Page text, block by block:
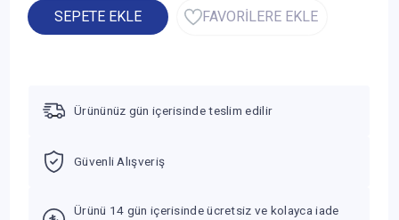
SEPETE EKLE FAVORİLERE EKLE
Ürününüz gün içerisinde teslim edilir
Güvenli Alışveriş
Ürünü 14 gün içerisinde ücretsiz ve kolayca iade